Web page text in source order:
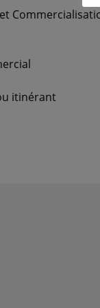
itinérant